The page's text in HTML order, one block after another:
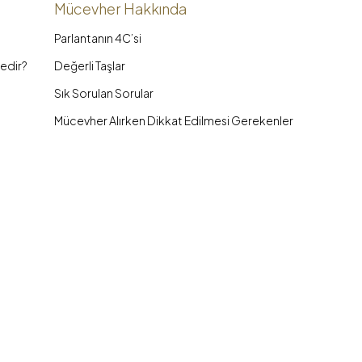
Mücevher Hakkında
Parlantanın 4C’si
Değerli Taşlar
Sık Sorulan Sorular
Mücevher Alırken Dikkat Edilmesi Gerekenler